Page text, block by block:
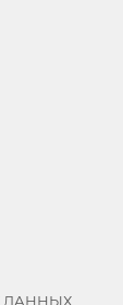
ДАННЫХ